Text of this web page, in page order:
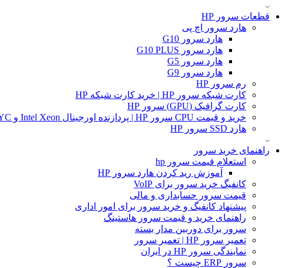
قطعات سرور HP
هارد سرور اچ پی
هارد سرور G10
هارد سرور G10 PLUS
هارد سرور G5
هارد سرور G9
رم سرور HP
کارت شبکه سرور HP | خرید کارت شبکه HP
کارت گرافیک (GPU) سرور HP
خرید و قیمت CPU سرور HP | پردازنده اورجینال Intel Xeon و AMD EPYC
هارد SSD سرور HP
راهنمای خرید سرور
استعلام قیمت سرور hp
آموزش ريد كردن هارد سرور HP
کانفیگ خرید سرور برای VoIP
قیمت سرور حسابداری و مالی
پیشنهاد کانفیگ و خرید سرور برای امور اداری
راهنمای خرید و قیمت سرور هاستینگ
سرور برای دوربین مدار بسته
تعمیر سرور HP | تعمیر سرور
نمایندگی سرور HP در ایران
سرور ERP چیست ؟